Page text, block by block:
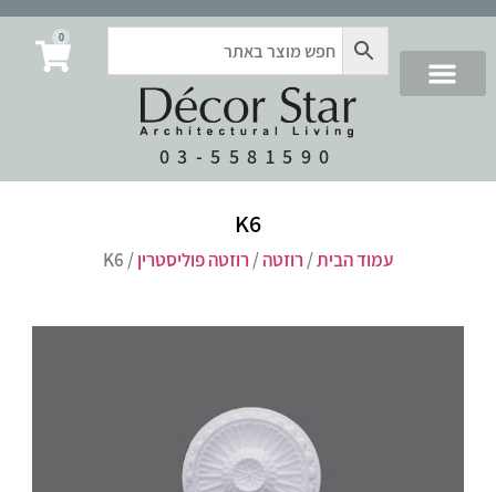
03-5581590
0
K6
עמוד הבית/ רוזטה/ רוזטה פוליסטרין/ K6